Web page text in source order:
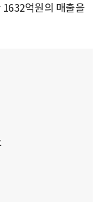
억원의 매출을